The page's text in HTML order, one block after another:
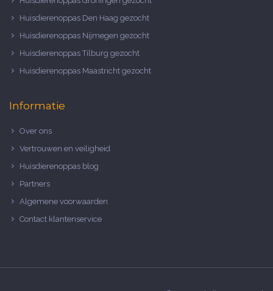
Huisdierenoppas Den Haag gezocht
Huisdierenoppas Nijmegen gezocht
Huisdierenoppas Tilburg gezocht
Huisdierenoppas Maastricht gezocht
Informatie
Over ons
Vertrouwen en veiligheid
Huisdierenoppas blog
Partners
Algemene voorwaarden
Contact klantenservice